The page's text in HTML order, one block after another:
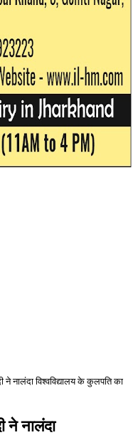
ने नालंदा विश्वविद्यालय के कुलपति का
ने नालंदा